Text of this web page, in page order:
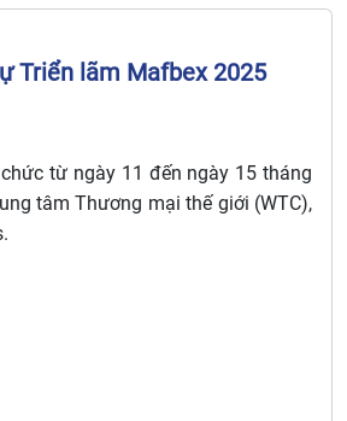
Triển lãm Mafbex 2025
từ ngày 11 đến ngày 15 tháng
tâm Thương mại thế giới (WTC),